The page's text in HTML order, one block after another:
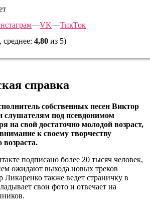
—VK—ТикТок
среднее: 4,80 из 5)
справка
собственных песен Виктор
слушателям под псевдонимом
на свой достаточно молодой возраст,
к своему творчеству
возраста.
подписано более 20 тысяч человек,
ожидают выхода новых треков
Ликаренко также ведет страничку в
свои фото и отвечает на